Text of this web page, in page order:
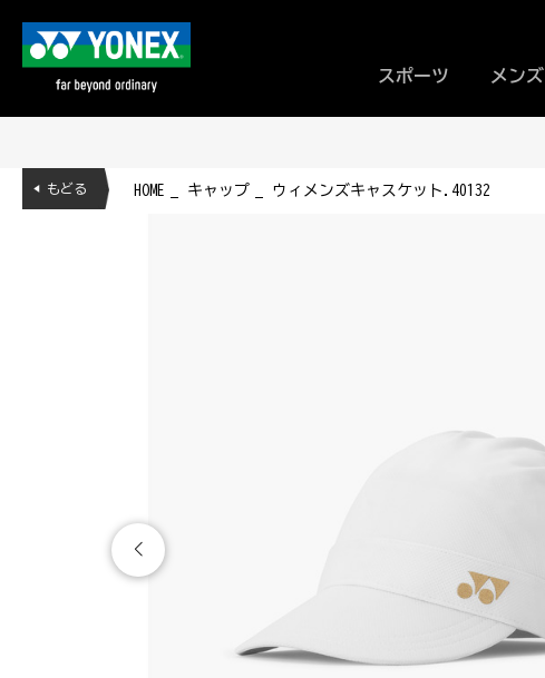
スポーツ メンズ
HOME キャップ ウィメンズキャスケット.40132
◀ もどる